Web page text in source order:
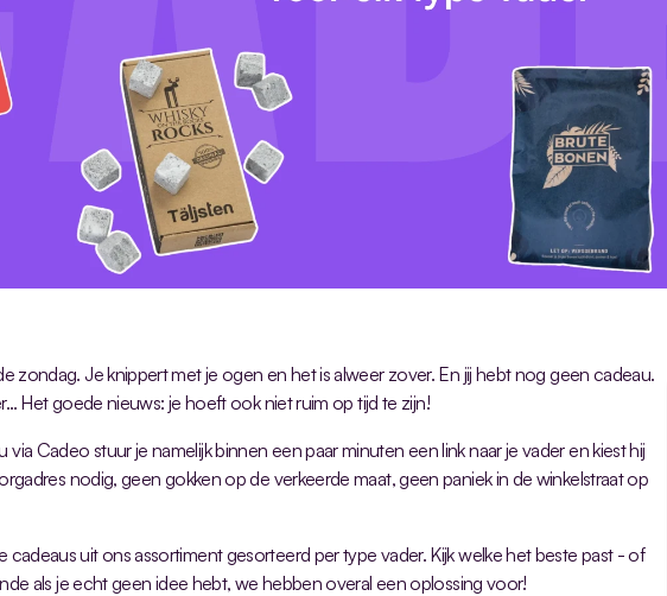
zondag. Je knippert met je ogen en het is alweer zover. En jij hebt nog geen cadeau.
Het goede nieuws: je hoeft ook niet ruim op tijd te zijn!
Cadeo stuur je namelijk binnen een paar minuten een link naar je vader en kiest hij
nodig, geen gokken op de verkeerde maat, geen paniek in de winkelstraat op
cadeaus uit ons assortiment gesorteerd per type vader. Kijk welke het beste past - of
als je echt geen idee hebt, we hebben overal een oplossing voor!